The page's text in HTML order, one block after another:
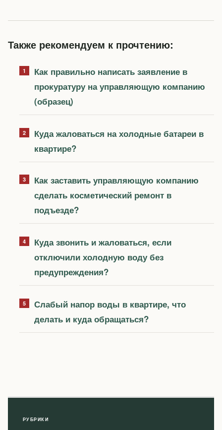
Также рекомендуем к прочтению:
Как правильно написать заявление в
прокуратуру на управляющую компанию
(образец)
Куда жаловаться на холодные батареи в
квартире?
Как заставить управляющую компанию
сделать косметический ремонт в
подъезде?
Куда звонить и жаловаться, если
отключили холодную воду без
предупреждения?
Слабый напор воды в квартире, что
делать и куда обращаться?
РУБРИКИ